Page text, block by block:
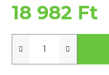
csillag.
18 982 Ft